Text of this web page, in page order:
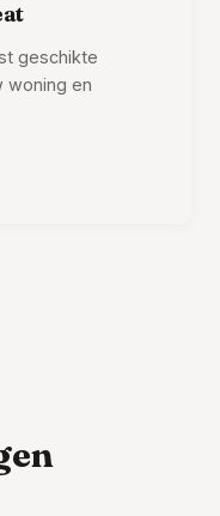
geschikte
woning en